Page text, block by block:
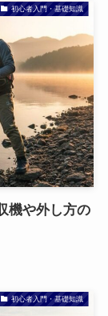
初心者入門・基礎知識
機や外し方の
初心者入門・基礎知識